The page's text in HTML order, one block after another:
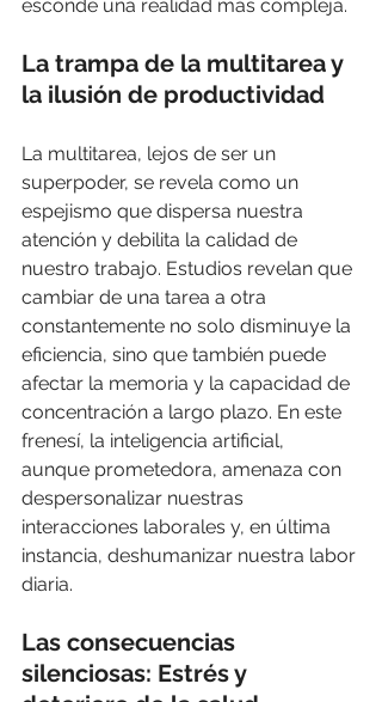
esconde una realidad más compleja.
La trampa de la multitarea y
la ilusión de productividad
La multitarea, lejos de ser un
superpoder, se revela como un
espejismo que dispersa nuestra
atención y debilita la calidad de
nuestro trabajo. Estudios revelan que
cambiar de una tarea a otra
constantemente no solo disminuye la
eficiencia, sino que también puede
afectar la memoria y la capacidad de
concentración a largo plazo. En este
frenesí, la inteligencia artificial,
aunque prometedora, amenaza con
despersonalizar nuestras
interacciones laborales y, en última
instancia, deshumanizar nuestra labor
diaria.
Las consecuencias
silenciosas: Estrés y